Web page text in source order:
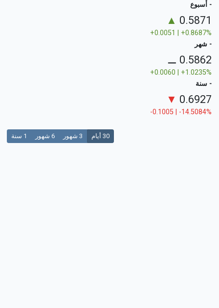
- أسبوع
0.5871
▲
+0.0051 | +0.8687%
- شهر
0.5862
⚊
+0.0060 | +1.0235%
- سنة
0.6927
▼
-0.1005 | -14.5084%
30 أيام 3 شهور 6 شهور 1 سنة